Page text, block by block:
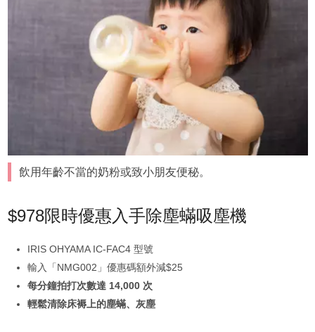
飲用年齡不當的奶粉或致小朋友便秘。
$978限時優惠入手除塵蟎吸塵機
IRIS OHYAMA IC-FAC4 型號
輸入「NMG002」優惠碼額外減$25
每分鐘拍打次數達 14,000 次
輕鬆清除床褥上的塵蟎、灰塵